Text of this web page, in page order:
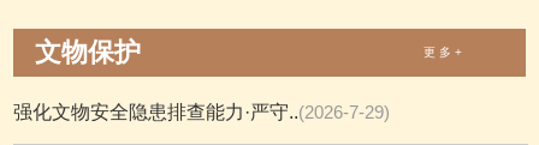
文物保护 更 多 +
强化文物安全隐患排查能力·严守..(2026-7-29)